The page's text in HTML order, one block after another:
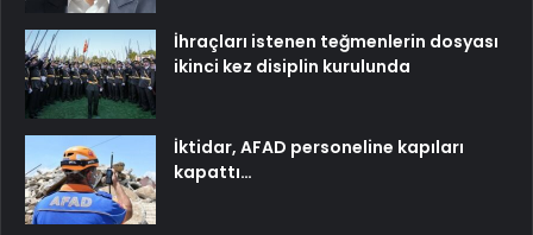
İhraçları istenen teğmenlerin dosyası
ikinci kez disiplin kurulunda
İktidar, AFAD personeline kapıları
kapattı…